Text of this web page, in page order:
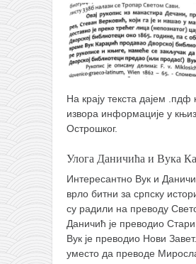
На крају текста дајем .пдф
извора информације у
Острошког.
Улога Даничића и Вука
Интересантно Вук и
врло битни за српску
су радили на преводу
Даничић је преводио
Вук је преводио Нови
уместо да преводе